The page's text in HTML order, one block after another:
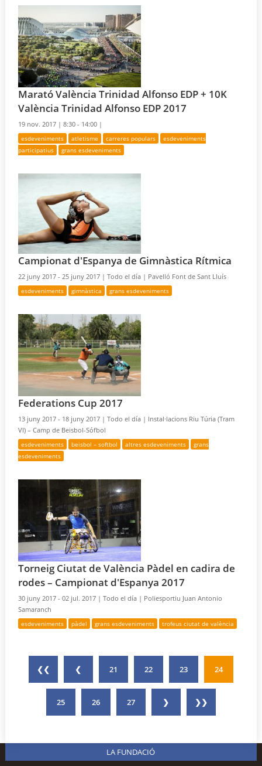
Marató València Trinidad Alfonso EDP + 10K
València Trinidad Alfonso EDP 2017
19 nov. 2017 |8:30 - 14:00 |
esdeveniments atletisme carreres populars
esdeveniments
participatius
grans esdeveniments
Campionat d'Espanya de Gimnàstica Rítmica
22 juny 2017 - 25 juny 2017 |Todo el día | Pavelló Font de Sant Lluís
esdeveniments gimnàstica grans esdeveniments
Federations Cup 2017
13 juny 2017 - 18 juny 2017 |Todo el día | Instal·lacions Riu Túria (Tram
VI) – Camp de Beisbol-Sófbol
esdeveniments beisbol – softbol altres esdeveniments
grans
esdeveniments
Torneig Ciutat de València Pàdel en cadira de
rodes – Campionat d'Espanya 2017
30 juny 2017 - 02 jul. 2017 |Todo el día | Poliesportiu Juan Antonio
Samaranch
esdeveniments pàdel grans esdeveniments trofeus ciutat de valència
❮❮ ❮ 21 22 23 24
25 26 27 ❯ ❯❯
LA FUNDACIÓ